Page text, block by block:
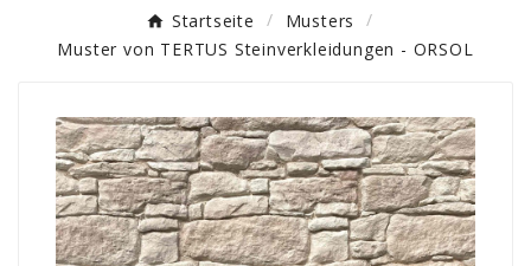
Startseite
Musters
Muster von TERTUS Steinverkleidungen - ORSOL